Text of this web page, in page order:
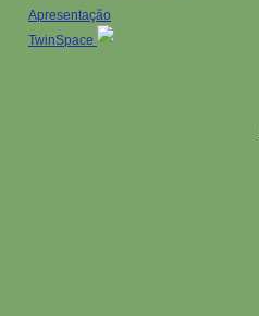
Apresentação
TwinSpace